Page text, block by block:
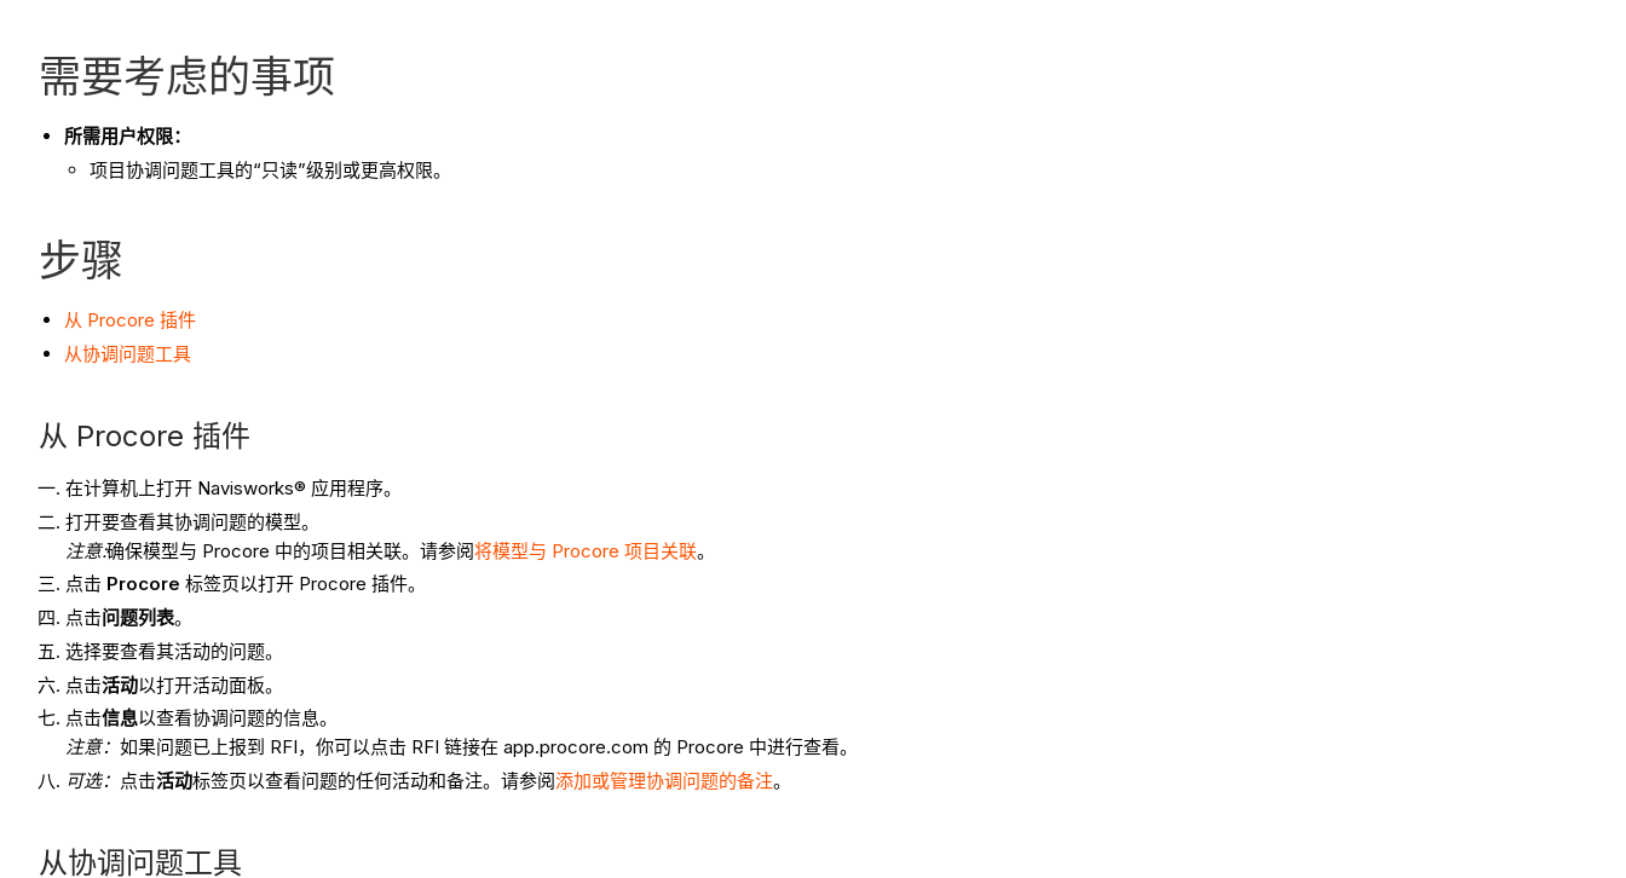
需要考虑的事项
所需用户权限：
项目协调问题工具的“只读”级别或更高权限。
步骤
从 Procore 插件
从协调问题工具
从 Procore 插件
在计算机上打开 Navisworks® 应用程序。
打开要查看其协调问题的模型。
注意:确保模型与 Procore 中的项目相关联。请参阅将模型与 Procore 项目关联。
点击 Procore 标签页以打开 Procore 插件。
点击问题列表。
选择要查看其活动的问题。
点击活动以打开活动面板。
点击信息以查看协调问题的信息。
注意：如果问题已上报到 RFI，你可以点击 RFI 链接在 app.procore.com 的 Procore 中进行查看。
可选： 点击活动标签页以查看问题的任何活动和备注。请参阅添加或管理协调问题的备注。
从协调问题工具